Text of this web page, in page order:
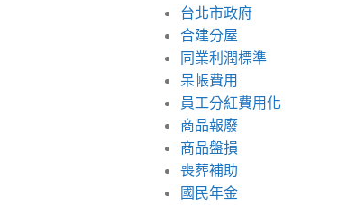
台北市政府
合建分屋
同業利潤標準
呆帳費用
員工分紅費用化
商品報廢
商品盤損
喪葬補助
國民年金